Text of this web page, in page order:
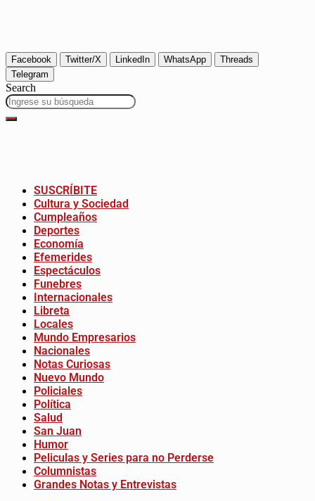
Facebook Twitter/X LinkedIn WhatsApp
Threads
Telegram
Search
SUSCRÍBITE
Cultura y Sociedad
Cumpleaños
Deportes
Economía
Efemerides
Espectáculos
Funebres
Internacionales
Libreta
Locales
Mundo Empresarios
Nacionales
Notas Curiosas
Nuevo Mundo
Policiales
Política
Salud
San Juan
Humor
Peliculas y Series para no Perderse
Columnistas
Grandes Notas y Entrevistas